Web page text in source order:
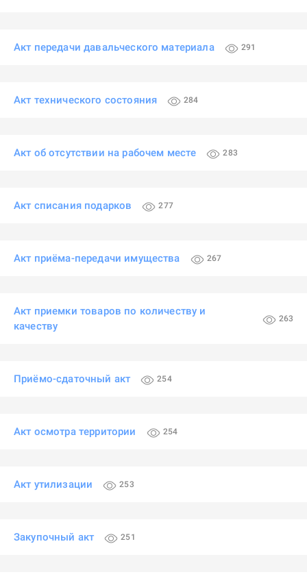
Акт передачи давальческого материала 291
Акт технического состояния 284
Акт об отсутствии на рабочем месте 283
Акт списания подарков 277
Акт приёма-передачи имущества 267
Акт приемки товаров по количеству и
качеству
263
Приёмо-сдаточный акт 254
Акт осмотра территории 254
Акт утилизации 253
Закупочный акт 251